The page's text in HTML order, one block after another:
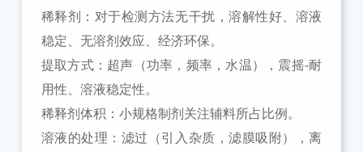
稀释剂：对于检测方法无干扰，溶解性好、溶液
稳定、无溶剂效应、经济环保。
提取方式：超声（功率，频率，水温），震摇-耐
用性、溶液稳定性。
稀释剂体积：小规格制剂关注辅料所占比例。
溶液的处理：滤过（引入杂质，滤膜吸附），离